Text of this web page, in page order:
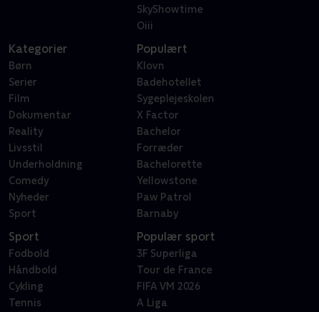
SkyShowtime
Oiii
Kategorier
Børn
Serier
Film
Dokumentar
Reality
Livsstil
Underholdning
Comedy
Nyheder
Sport
Populært
Klovn
Badehotellet
Sygeplejeskolen
X Factor
Bachelor
Forræder
Bachelorette
Yellowstone
Paw Patrol
Barnaby
Sport
Fodbold
Håndbold
Cykling
Tennis
Populær sport
3F Superliga
Tour de France
FIFA VM 2026
A Liga